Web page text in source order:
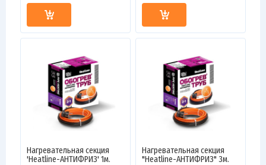
Нагревательная секция
'Heatline-АНТИФРИЗ' 1м.
Нагревательная секция
"Heatline-АНТИФРИЗ" 3м.